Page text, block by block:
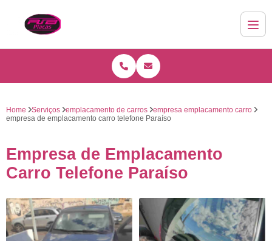
Home Serviços emplacamento de carros
empresa emplacamento carro
empresa de emplacamento carro telefone Paraíso
Empresa de Emplacamento
Carro Telefone Paraíso